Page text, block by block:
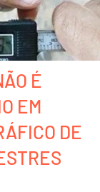
É
EM
DE